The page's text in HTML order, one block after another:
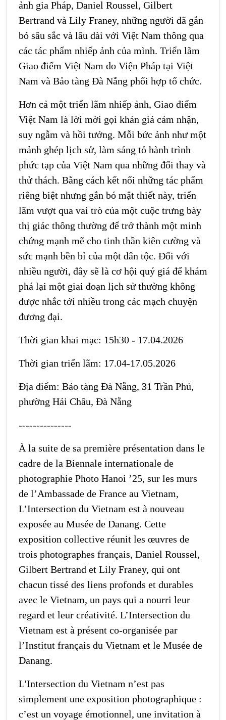
ảnh gia Pháp, Daniel Roussel, Gilbert
Bertrand và Lily Franey, những người đã gắn
bó sâu sắc và lâu dài với Việt Nam thông qua
các tác phẩm nhiếp ảnh của mình. Triển lãm
Giao điểm Việt Nam do Viện Pháp tại Việt
Nam và Bảo tàng Đà Nẵng phối hợp tổ chức.
Hơn cả một triển lãm nhiếp ảnh, Giao điểm
Việt Nam là lời mời gọi khán giả cảm nhận,
suy ngẫm và hồi tưởng. Mỗi bức ảnh như một
mảnh ghép lịch sử, làm sáng tỏ hành trình
phức tạp của Việt Nam qua những đổi thay và
thử thách. Bằng cách kết nối những tác phẩm
riêng biệt nhưng gắn bó mật thiết này, triển
lãm vượt qua vai trò của một cuộc trưng bày
thị giác thông thường để trở thành một minh
chứng mạnh mẽ cho tinh thần kiên cường và
sức mạnh bền bỉ của một dân tộc. Đối với
nhiều người, đây sẽ là cơ hội quý giá để khám
phá lại một giai đoạn lịch sử thường không
được nhắc tới nhiều trong các mạch chuyện
đương đại.
Thời gian khai mạc: 15h30 - 17.04.2026
Thời gian triển lãm: 17.04-17.05.2026
Địa điểm: Bảo tàng Đà Nẵng, 31 Trần Phú,
phường Hải Châu, Đà Nẵng
---------------
À la suite de sa première présentation dans le
cadre de la Biennale internationale de
photographie Photo Hanoi ’25, sur les murs
de l’Ambassade de France au Vietnam,
L’Intersection du Vietnam est à nouveau
exposée au Musée de Danang. Cette
exposition collective réunit les œuvres de
trois photographes français, Daniel Roussel,
Gilbert Bertrand et Lily Franey, qui ont
chacun tissé des liens profonds et durables
avec le Vietnam, un pays qui a nourri leur
regard et leur créativité. L’Intersection du
Vietnam est à présent co-organisée par
l’Institut français du Vietnam et le Musée de
Danang.
L'Intersection du Vietnam n’est pas
simplement une exposition photographique :
c’est un voyage émotionnel, une invitation à